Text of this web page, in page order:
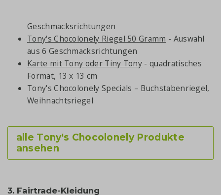
Geschmacksrichtungen
Tony's Chocolonely Riegel 50 Gramm - Auswahl
aus 6 Geschmacksrichtungen
Karte mit Tony oder Tiny Tony - quadratisches
Format, 13 x 13 cm
Tony's Chocolonely Specials – Buchstabenriegel,
Weihnachtsriegel
alle Tony's Chocolonely Produkte
ansehen
3. Fairtrade-Kleidung